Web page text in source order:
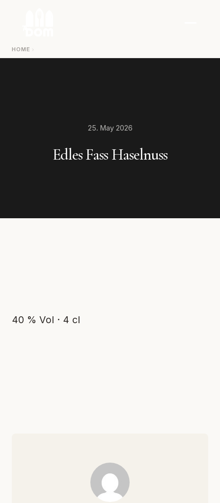
HOME
25. May 2026
Edles Fass Haselnuss
40 % Vol · 4 cl